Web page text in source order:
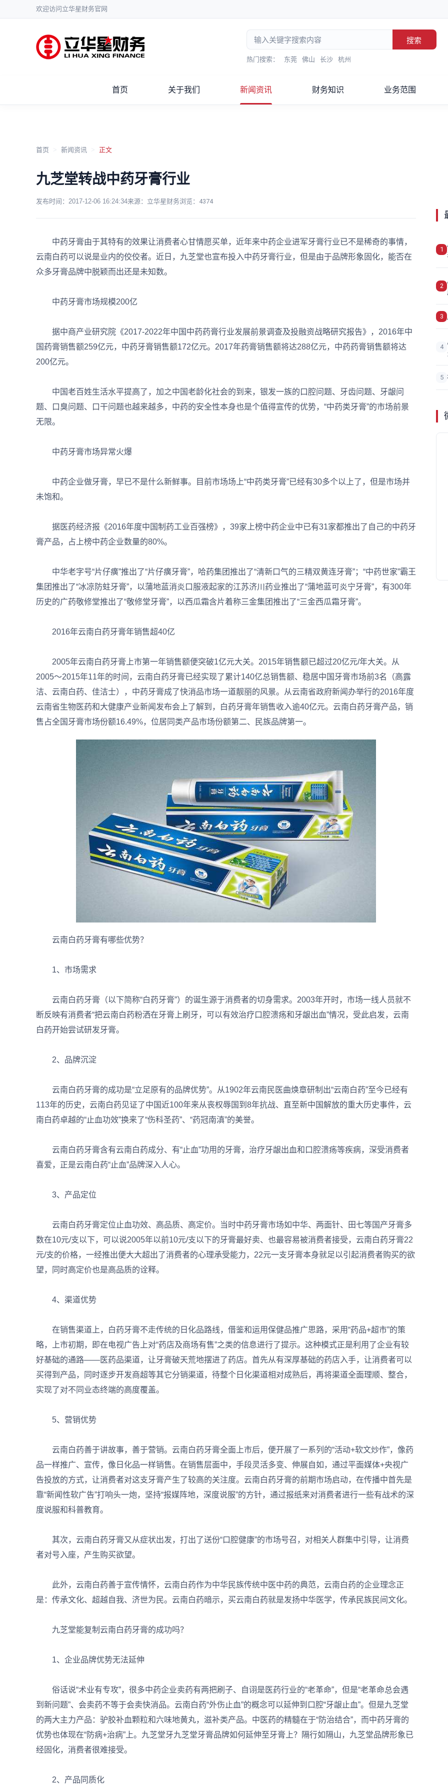
欢迎访问立华星财务官网
搜索
热门搜索： 东莞 佛山 长沙 杭州
首页 关于我们 新闻资讯 财务知识 业务范围
首页 新闻资讯 正文
九芝堂转战中药牙膏行业
发布时间： 2017-12-06 16:24:34来源：立华星财务浏览： 4374
中药牙膏由于其特有的效果让消费者心甘情愿买单，近年来中药企业进军牙膏行业已不是稀奇的事情，
云南白药可以说是业内的佼佼者。近日，九芝堂也宣布投入中药牙膏行业，但是由于品牌形象固化，能否在
众多牙膏品牌中脱颖而出还是未知数。
中药牙膏市场规模200亿
据中商产业研究院《2017-2022年中国中药药膏行业发展前景调查及投融资战略研究报告》，2016年中
国药膏销售额259亿元，中药牙膏销售额172亿元。2017年药膏销售额将达288亿元，中药药膏销售额将达
200亿元。
中国老百姓生活水平提高了，加之中国老龄化社会的到来，银发一族的口腔问题、牙齿问题、牙龈问
题、口臭问题、口干问题也越来越多，中药的安全性本身也是个值得宣传的优势，“中药类牙膏”的市场前景
无限。
中药牙膏市场异常火爆
中药企业做牙膏，早已不是什么新鲜事。目前市场场上“中药类牙膏”已经有30多个以上了，但是市场并
未饱和。
据医药经济报《2016年度中国制药工业百强榜》，39家上榜中药企业中已有31家都推出了自己的中药牙
膏产品，占上榜中药企业数量的80%。
中华老字号“片仔癀”推出了“片仔癀牙膏”，哈药集团推出了“清新口气的三精双黄连牙膏”；“中药世家”霸王
集团推出了“冰凉防蛀牙膏”，以蒲地蓝消炎口服液起家的江苏济川药业推出了“蒲地蓝可炎宁牙膏”，有300年
历史的广药敬修堂推出了“敬修堂牙膏”，以西瓜霜含片着称三金集团推出了“三金西瓜霜牙膏”。
2016年云南白药牙膏年销售超40亿
2005年云南白药牙膏上市第一年销售额便突破1亿元大关。2015年销售额已超过20亿元/年大关。从
2005～2015年11年的时间，云南白药牙膏已经实现了累计140亿总销售额、稳居中国牙膏市场前3名（高露
洁、云南白药、佳洁士），中药牙膏成了快消品市场一道靓丽的风景。从云南省政府新闻办举行的2016年度
云南省生物医药和大健康产业新闻发布会上了解到，白药牙膏年销售收入逾40亿元。云南白药牙膏产品，销
售占全国牙膏市场份额16.49%，位居同类产品市场份额第二、民族品牌第一。
云南白药牙膏有哪些优势？
1、市场需求
云南白药牙膏（以下简称“白药牙膏”）的诞生源于消费者的切身需求。2003年开时，市场一线人员就不
断反映有消费者“把云南白药粉洒在牙膏上刷牙，可以有效治疗口腔溃疡和牙龈出血”情况，受此启发，云南
白药开始尝试研发牙膏。
2、品牌沉淀
云南白药牙膏的成功是“立足原有的品牌优势”。从1902年云南民医曲焕章研制出“云南白药”至今已经有
113年的历史，云南白药见证了中国近100年来从丧权辱国到8年抗战、直至新中国解放的重大历史事件，云
南白药卓越的“止血功效”换来了“伤科圣药”、“药冠南滇”的美誉。
云南白药牙膏含有云南白药成分、有“止血”功用的牙膏，治疗牙龈出血和口腔溃疡等疾病，深受消费者
喜爱，正是云南白药“止血”品牌深入人心。
3、产品定位
云南白药牙膏定位止血功效、高品质、高定价。当时中药牙膏市场如中华、两面针、田七等国产牙膏多
数在10元/支以下，可以说2005年以前10元/支以下的牙膏最好卖、也最容易被消费者接受，云南白药牙膏22
元/支的价格，一经推出便大大超出了消费者的心理承受能力，22元一支牙膏本身就足以引起消费者购买的欲
望，同时高定价也是高品质的诠释。
4、渠道优势
在销售渠道上，白药牙膏不走传统的日化品路线，借鉴和运用保健品推广思路，采用“药品+超市”的策
略，上市初期，即在电视广告上对“药店及商场有售”之类的信息进行了提示。这种模式正是利用了企业有较
好基础的通路——医药品渠道，让牙膏破天荒地摆进了药店。首先从有深厚基础的药店入手，让消费者可以
买得到产品，同时逐步开发商超等其它分销渠道，待整个日化渠道相对成熟后，再将渠道全面理顺、整合，
实现了对不同业态终端的高度覆盖。
5、营销优势
云南白药善于讲故事，善于营销。云南白药牙膏全面上市后，便开展了一系列的“活动+软文炒作”，像药
品一样推广、宣传，像日化品一样销售。在销售层面中，手段灵活多变、伸展自如，通过平面媒体+央视广
告投放的方式，让消费者对这支牙膏产生了较高的关注度。云南白药牙膏的前期市场启动，在传播中首先是
靠“新闻性软广告”打响头一炮，坚持“报媒阵地，深度说服”的方针，通过报纸来对消费者进行一些有战术的深
度说服和科普教育。
其次，云南白药牙膏又从症状出发，打出了送份“口腔健康”的市场号召，对相关人群集中引导，让消费
者对号入座，产生购买欲望。
此外，云南白药善于宣传情怀，云南白药作为中华民族传统中医中药的典范，云南白药的企业理念正
是：传承文化、超越自我、济世为民。云南白药暗示，买云南白药就是发扬中华医学，传承民族民间文化。
九芝堂能复制云南白药牙膏的成功吗？
1、企业品牌优势无法延伸
俗话说“术业有专攻”，很多中药企业卖药有两把刷子、自诩是医药行业的“老革命”，但是“老革命总会遇
到新问题”、会卖药不等于会卖快消品。云南白药“外伤止血”的概念可以延伸到口腔“牙龈止血”。但是九芝堂
的两大主力产品：驴胶补血颗粒和六味地黄丸，滋补类产品。中医药的精髓在于“防治结合”，而中药牙膏的
优势也体现在“防病+治病”上。九芝堂牙九芝堂牙膏品牌如何延伸至牙膏上？隔行如隔山，九芝堂品牌形象已
经固化，消费者很难接受。
2、产品同质化
1
2
3
4
5